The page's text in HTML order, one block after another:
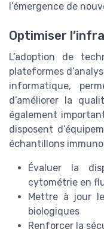
l’émergence de
Optimiser
L’adoption de
plateformes
informatique,
d’améliorer la
également
disposent
échantillons
Évaluer la
cytométrie en
Mettre à jour
biologiques
Renforcer la